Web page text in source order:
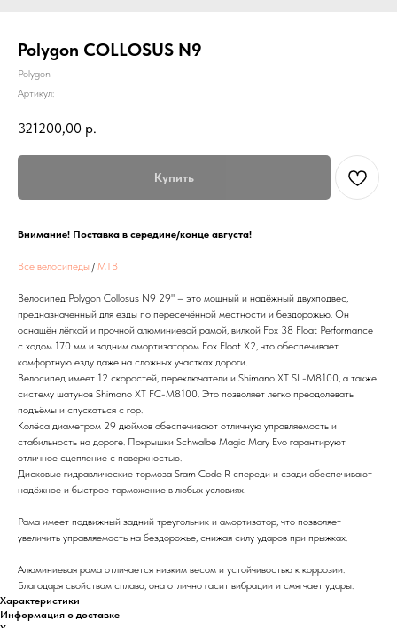
Polygon COLLOSUS N9
Polygon
Артикул:
321200,00 р.
Купить
Внимание! Поставка в середине/конце августа!
Все велосипеды / MTB
Велосипед Polygon Collosus N9 29" – это мощный и надёжный двухподвес,
предназначенный для езды по пересечённой местности и бездорожью. Он
оснащён лёгкой и прочной алюминиевой рамой, вилкой Fox 38 Float Performance
c ходом 170 мм и задним амортизатором Fox Float X2, что обеспечивает
комфортную езду даже на сложных участках дороги.
Велосипед имеет 12 скоростей, переключатели и Shimano XT SL-M8100, а также
систему шатунов Shimano XT FC-M8100. Это позволяет легко преодолевать
подъёмы и спускаться с гор.
Колёса диаметром 29 дюймов обеспечивают отличную управляемость и
стабильность на дороге. Покрышки Schwalbe Magic Mary Evo гарантируют
отличное сцепление с поверхностью.
Дисковые гидравлические тормоза Sram Code R спереди и сзади обеспечивают
надёжное и быстрое торможение в любых условиях.
Рама имеет подвижный задний треугольник и амортизатор, что позволяет
увеличить управляемость на бездорожье, снижая силу ударов при прыжках.
Алюминиевая рама отличается низким весом и устойчивостью к коррозии.
Благодаря свойствам сплава, она отлично гасит вибрации и смягчает удары.
Характеристики
Информация о доставке